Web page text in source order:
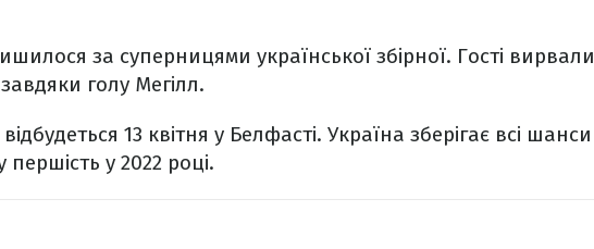
за суперницями української збірної. Гості вирвали
голу Мегілл.
13 квітня у Белфасті. Україна зберігає всі шанси
у 2022 році.